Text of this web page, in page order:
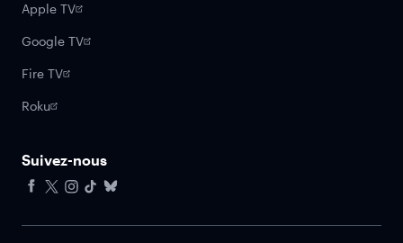
Apple TV
Google TV
Fire TV
Roku
Suivez-nous